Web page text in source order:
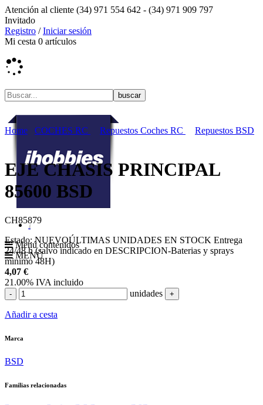
Atención al cliente (34) 971 554 642 - (34) 971 909 797
Invitado
Registro /Iniciar sesión
Mi cesta 0 artículos
Menú contenidos
MENÚ
Home COCHES RC Repuestos Coches RC Repuestos BSD
EJE CHASIS PRINCIPAL
85600 BSD
CH85879
Estado:NUEVOÚLTIMAS UNIDADES EN STOCK Entrega
24/48 h (salvo indicado en DESCRIPCION-Baterias y sprays
minimo 48H)
4,07 €
21.00% IVA incluido
- unidades +
Añadir a cesta
Marca
BSD
Familias relacionadas